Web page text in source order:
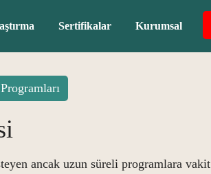
Sertifikalar Kurumsal
ancak uzun süreli programlara vakit